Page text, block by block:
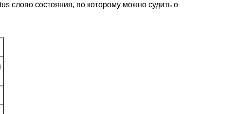
слово состояния, по которому можно судить о